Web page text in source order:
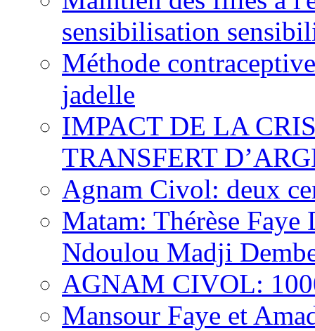
sensibilisation
Méthode
jadelle
IMPACT DE LA
TRANSFERT
Agnam Civol: deux
Matam: Thérèse
Ndoulou Madji
AGNAM CIVOL:
Mansour Faye et